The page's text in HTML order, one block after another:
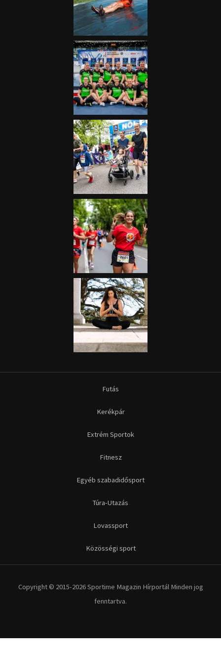
Futás
Kerékpár
Extrém Sportok
Fitnesz
Egyéb szabadidősport
Túra-Utazás
Lovassport
Közösségi sport
Copyright © 2015-2026 Sportime Magazin Hírportál Minden jog
fenntartva.